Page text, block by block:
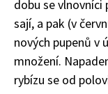
dobu se vlnovníci
sají, a pak (v
nových pupenů v
množení. N
rybízu se od